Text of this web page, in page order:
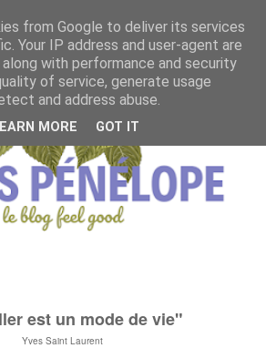
est un mode de vie"
Yves Saint Laurent
from Google to deliver its services
Your IP address and user-agent are
with performance and security
of service, generate usage
and address abuse.
MORE GOT IT